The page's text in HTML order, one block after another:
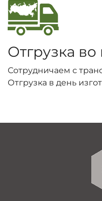
Отгрузка
Сотрудничаем с
Отгрузка в день